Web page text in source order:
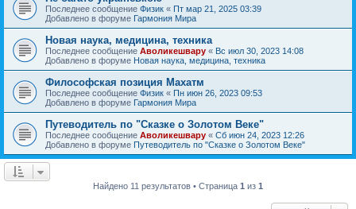
Последнее сообщение Физик « Пт мар 21, 2025 03:39
Добавлено в форуме Гармония Мира
Новая наука, медицина, техника
Последнее сообщение Аволикешвару « Вс июл 30, 2023 14:08
Добавлено в форуме Новая наука, медицина, техника
Философская позиция Махатм
Последнее сообщение Физик « Пн июн 26, 2023 09:53
Добавлено в форуме Гармония Мира
Путеводитель по "Сказке о Золотом Веке"
Последнее сообщение Аволикешвару « Сб июн 24, 2023 12:26
Добавлено в форуме Путеводитель по "Сказке о Золотом Веке"
Найдено 11 результатов • Страница 1 из 1